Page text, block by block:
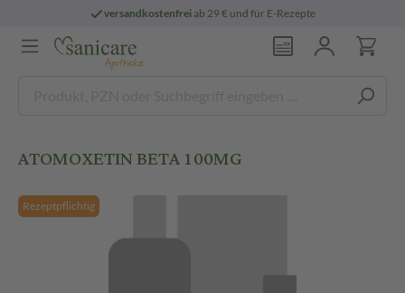
versandkostenfreiab 29 € und für E-Rezepte
ATOMOXETIN BETA 100MG
Rezeptpflichtig